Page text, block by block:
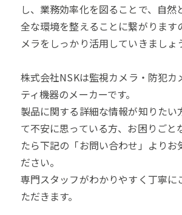
し、業務効率化を図ることで、自然
全な環境を整えることに繋がります
メラをしっかり活用していきましょ
株式会社NSKは監視カメラ・防犯カ
ティ機器のメーカーです。
製品に関する詳細な情報が知りたい
て不安に思っている方、お困りごと
たら下記の「お問い合わせ」よりお
ださい。
専門スタッフがわかりやすく丁寧に
ただきます。